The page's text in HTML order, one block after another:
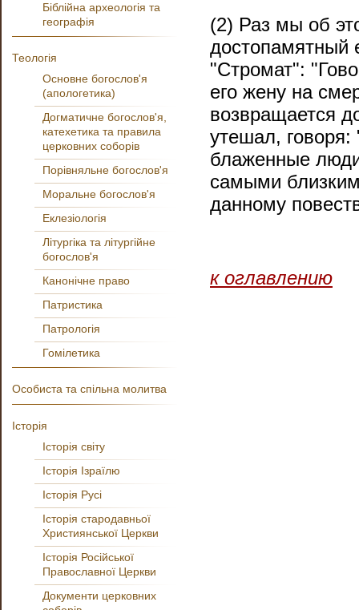
(2) Раз мы об
достопамятный
"Стромат":
его жену на
возвращается
утешал,
блаженные
самыми
данному
к оглавлению
Біблійна археологія та
географія
Теологія
Основне богослов'я
(апологетика)
Догматичне богослов'я,
катехетика та правила
церковних соборів
Порівняльне богослов'я
Моральне богослов'я
Еклезіологія
Літургіка та літургійне
богослов'я
Канонічне право
Патристика
Патрологія
Гомілетика
Особиста та спільна молитва
Історія
Історія світу
Історія Ізраїлю
Історія Русі
Історія стародавньої
Християнської Церкви
Історія Російської
Православної Церкви
Документи церковних